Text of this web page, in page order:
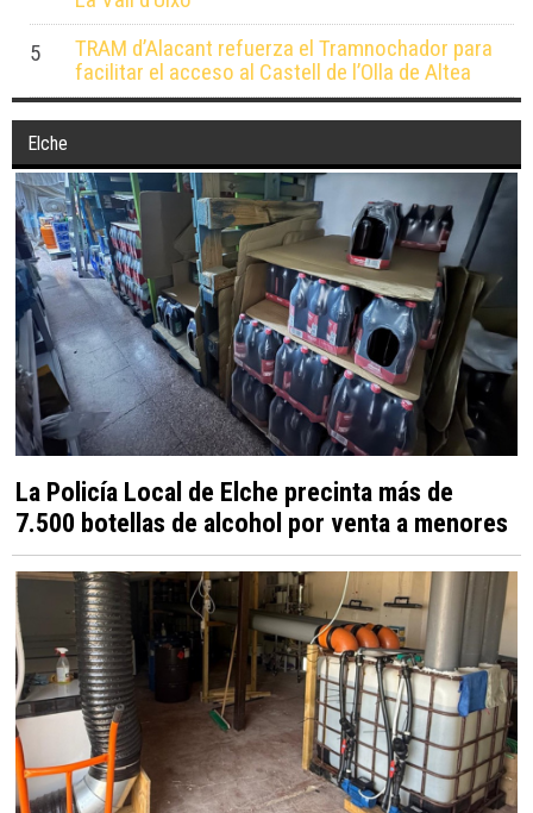
5
TRAM d’Alacant refuerza el Tramnochador para
facilitar el acceso al Castell de l’Olla de Altea
Elche
La Policía Local de Elche precinta más de
7.500 botellas de alcohol por venta a menores